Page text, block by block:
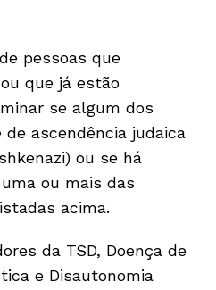
pessoas que
que já estão
se algum dos
ascendência judaica
ou se há
ou mais das
acima.
da TSD, Doença de
e Disautonomia